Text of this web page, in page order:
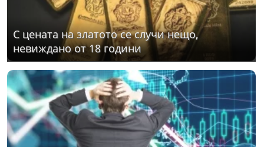
С цената на златото се случи нещо,
невиждано от 18 години